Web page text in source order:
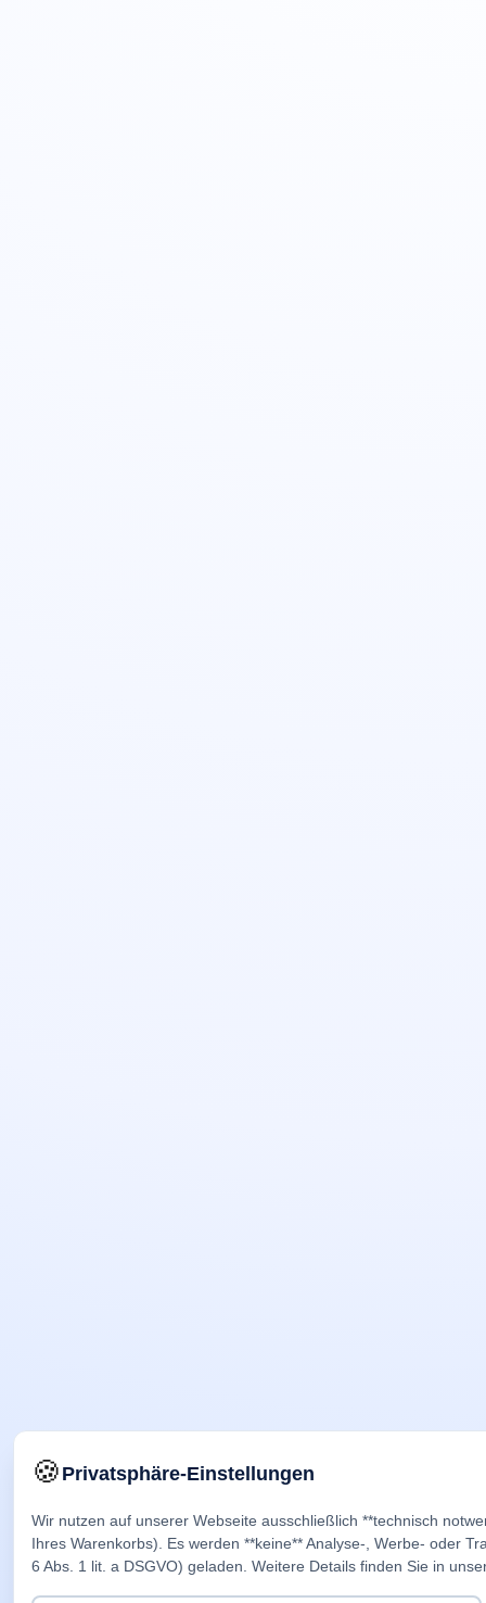
🍪Privatsphäre-Einstellungen
Wir nutzen auf unserer Webseite ausschließlich **technisch
Ihres Warenkorbs). Es werden **keine** Analyse-, Werbe- oder
6 Abs. 1 lit. a DSGVO) geladen. Weitere Details finden Sie in